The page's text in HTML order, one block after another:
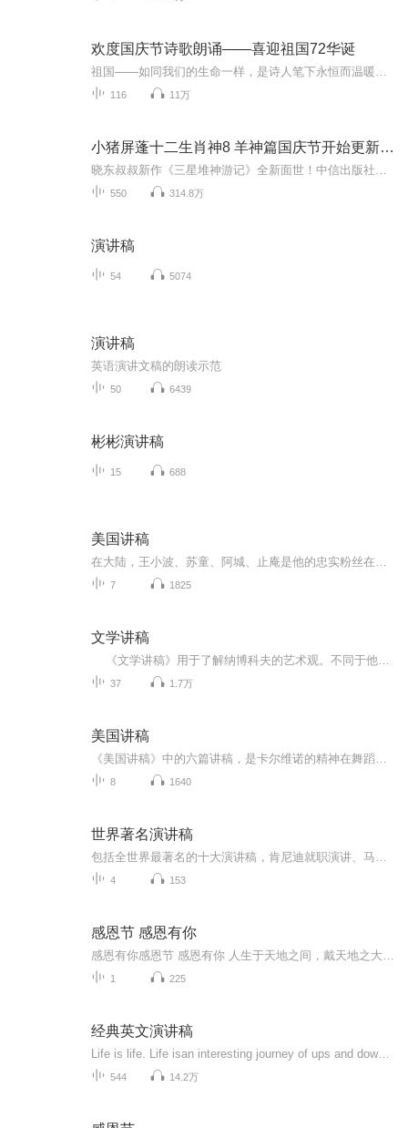
欢度国庆节诗歌朗诵——喜迎祖国72华诞
116 11万
小猪屏蓬十二生肖神8 羊神篇国庆节开始更新啦！
550 314.8万
演讲稿
54 5074
演讲稿
英语演讲文稿的朗读示范
50 6439
彬彬演讲稿
15 688
美国讲稿
7 1825
文学讲稿
37 1.7万
美国讲稿
8 1640
世界著名演讲稿
4 153
感恩节 感恩有你
1 225
经典英文演讲稿
Life is life. Life isan interesting journey of ups and downs. But how the journey ends,is up to youtoday. You see, when you fall down, you feel like giving up. When times gettough, it is not the end.
544 14.2万